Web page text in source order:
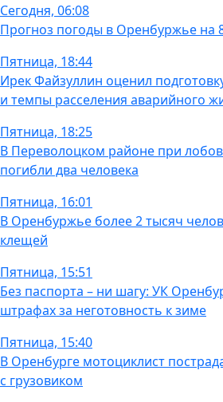
Сегодня, 06:08
Прогноз погоды в Оренбуржье на 8
Пятница, 18:44
Ирек Файзуллин оценил
и темпы расселения аварийного
Пятница, 18:25
В Переволоцком районе при
погибли два человека
Пятница, 16:01
В Оренбуржье более 2 тысяч
клещей
Пятница, 15:51
Без паспорта – ни шагу: УК
штрафах за неготовность к зиме
Пятница, 15:40
В Оренбурге мотоциклист
с грузовиком